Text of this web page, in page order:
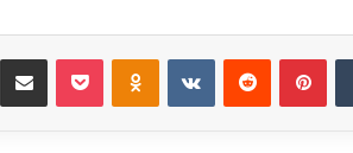
بينتيريست